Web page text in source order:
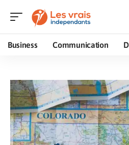
Business Communication